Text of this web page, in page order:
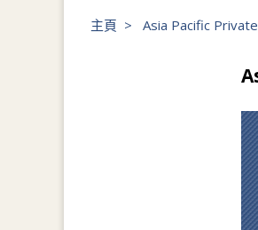
主頁 > Asia Pacific